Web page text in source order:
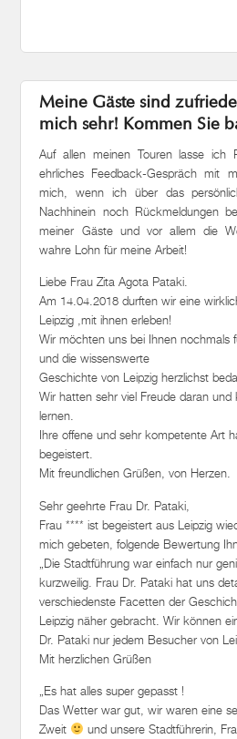
Meine Gäste sind
mich sehr! Kommen Sie
Auf allen meinen Touren lasse ich
ehrliches Feedback-Gespräch mit
mich, wenn ich über das
Nachhinein noch Rückmeldungen
meiner Gäste und vor allem die
wahre Lohn für meine Arbeit!
Liebe Frau Zita Agota Pataki.
Am 14.04.2018 durften wir eine
Leipzig ,mit ihnen erleben!
Wir möchten uns bei Ihnen nochmals
und die wissenswerte
Geschichte von Leipzig herzlichst
Wir hatten sehr viel Freude daran und
lernen.
Ihre offene und sehr kompetente Art
begeistert.
Mit freundlichen Grüßen, von Herzen.
Sehr geehrte Frau Dr. Pataki,
Frau **** ist begeistert aus Leipzig
mich gebeten, folgende Bewertung
„Die Stadtführung war einfach nur
kurzweilig. Frau Dr. Pataki hat uns
verschiedenste Facetten der
Leipzig näher gebracht. Wir können
Dr. Pataki nur jedem Besucher von
Mit herzlichen Grüßen
„Es hat alles super gepasst !
Das Wetter war gut, wir waren eine
Zweit
und unsere Stadtführerin,